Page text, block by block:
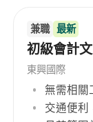
-文員
-秘書
-辦公室助理
學歷要求:中
工作日及時
兼職 最新
初級會計
東興國際
無需相關
交通便利